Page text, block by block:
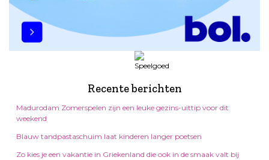
Recente berichten
Madurodam Zomerspelen zijn een leuke gezins-uittip voor dit
weekend
Blauw tandpastaschuim laat kinderen langer poetsen
Zo kies je een vakantie in Griekenland die ook in de smaak valt bij